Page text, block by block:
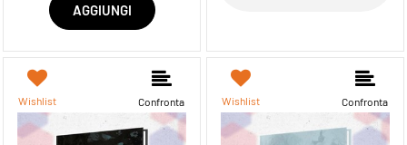
AGGIUNGI
Wishlist Confronta Wishlist Confronta